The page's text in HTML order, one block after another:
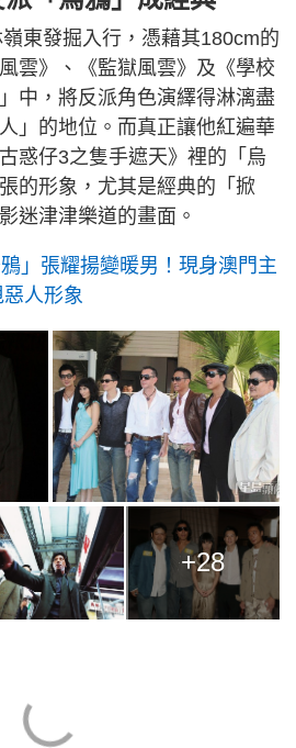
東發掘入行，憑藉其180cm的
雲》、《監獄風雲》及《學校
中，將反派角色演繹得淋漓盡
」的地位。而真正讓他紅遍華
惑仔3之隻手遮天》裡的「烏
的形象，尤其是經典的「掀
迷津津樂道的畫面。
」張耀揚變暖男！現身澳門主
人形象
+28